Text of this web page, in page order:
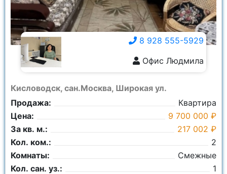
Кисловодск, сан.Москва, Широкая ул.
Продажа:
Квартира
Цена:
9 700 000 ₽
За кв. м.:
217 002 ₽
Кол. ком.:
2
Комнаты:
Смежные
Кол. сан. уз.:
1
8 928 555-5929
Офис Людмила